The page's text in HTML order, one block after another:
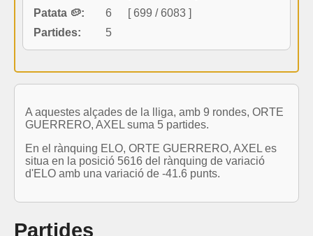
Patata 🥔:
6
[ 699 / 6083 ]
Partides:
5
A aquestes alçades de la lliga, amb 9 rondes, ORTE
GUERRERO, AXEL suma 5 partides.
En el rànquing ELO, ORTE GUERRERO, AXEL es
situa en la posició 5616 del rànquing de variació
d'ELO amb una variació de -41.6 punts.
Partides